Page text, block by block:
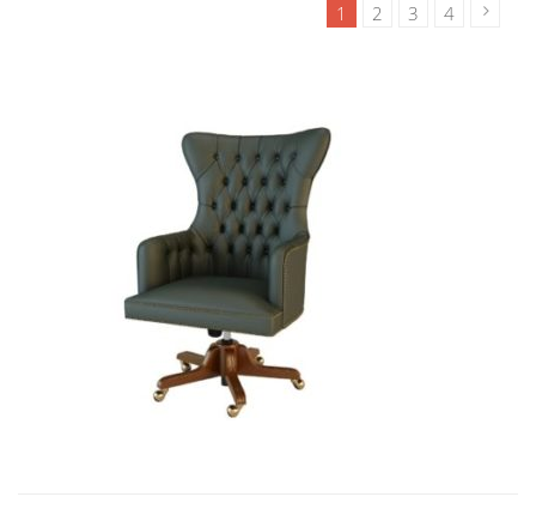
1 2 3 4
Art&Moble 01001 Кресло руководи...
7 355,88€